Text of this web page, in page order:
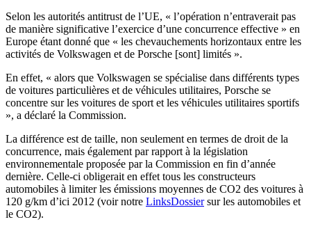
Selon les autorités antitrust de l’UE, « l’opération n’entraverait pas
de manière significative l’exercice d’une concurrence effective » en
Europe étant donné que « les chevauchements horizontaux entre les
activités de Volkswagen et de Porsche [sont] limités ».
En effet, « alors que Volkswagen se spécialise dans différents types
de voitures particulières et de véhicules utilitaires, Porsche se
concentre sur les voitures de sport et les véhicules utilitaires sportifs
», a déclaré la Commission.
La différence est de taille, non seulement en termes de droit de la
concurrence, mais également par rapport à la législation
environnementale proposée par la Commission en fin d’année
dernière. Celle-ci obligerait en effet tous les constructeurs
automobiles à limiter les émissions moyennes de CO2 des voitures à
120 g/km d’ici 2012 (voir notre LinksDossiersur les automobiles et
le CO2).